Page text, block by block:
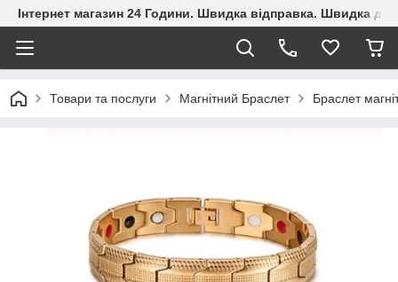
Інтернет магазин 24 Години. Швидка відправка. Швидка
Товари та послуги Магнітний Браслет Браслет